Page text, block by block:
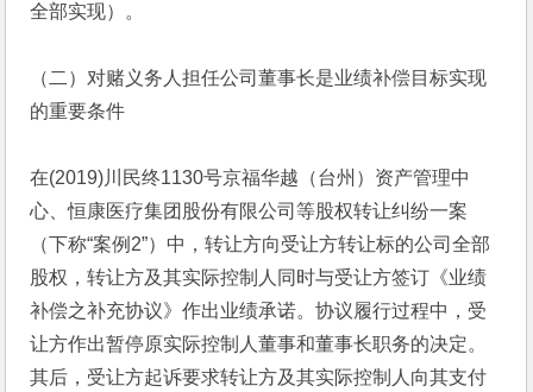
全部实现）。
（二）对赌义务人担任公司董事长是业绩补偿目标实现
的重要条件
在(2019)川民终1130号京福华越（台州）资产管理中
心、恒康医疗集团股份有限公司等股权转让纠纷一案
（下称“案例2”）中，转让方向受让方转让标的公司全部
股权，转让方及其实际控制人同时与受让方签订《业绩
补偿之补充协议》作出业绩承诺。协议履行过程中，受
让方作出暂停原实际控制人董事和董事长职务的决定。
其后，受让方起诉要求转让方及其实际控制人向其支付